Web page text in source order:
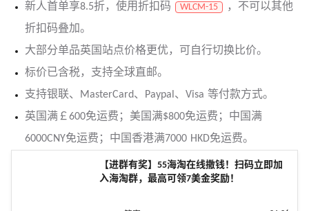
新人首单享8.5折，使用折扣码
WLCM-15
，不可以其他
折扣码叠加。
大部分单品英国站点价格更优，可自行切换比价。
标价已含税，支持全球直邮。
支持银联、MasterCard、Paypal、Visa 等付款方式。
英国满￡600免运费；美国满$800免运费；中国满
6000CNY免运费；中国香港满7000 HKD免运费。
【进群有奖】55海淘在线撒钱！扫码立即加
入海淘群，最高可领7美金奖励！